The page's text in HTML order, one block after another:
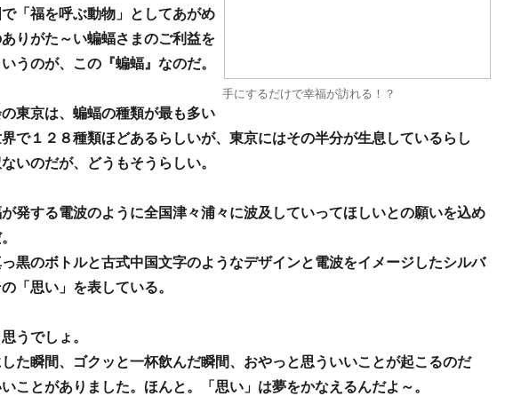
手にするだけで幸福が訪れる！？
「福を呼ぶ動物」としてあがめ
りがた～い蝙蝠さまのご利益を
うのが、この『蝙蝠』なのだ。
東京は、蝙蝠の種類が最も多い
で１２８種類ほどあるらしいが、東京にはその半分が生息しているらし
いのだが、どうもそうらしい。
発する電波のように全国津々浦々に波及していってほしいとの願いを込め
黒のボトルと古式中国文字のようなデザインと電波をイメージしたシルバ
「思い」を表している。
うでしょ。
た瞬間、ゴクッと一杯飲んだ瞬間、おやっと思ういいことが起こるのだ
ことがありました。ほんと。「思い」は夢をかなえるんだよ～。